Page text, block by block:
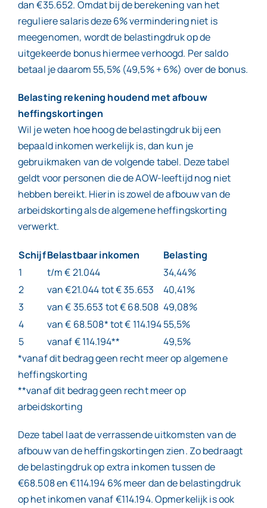
dan €35.652. Omdat bij de berekening van het
reguliere salaris deze 6% vermindering niet is
meegenomen, wordt de belastingdruk op de
uitgekeerde bonus hiermee verhoogd. Per saldo
betaal je daarom 55,5% (49,5% + 6%) over de bonus.
Belasting rekening houdend met afbouw
heffingskortingen
Wil je weten hoe hoog de belastingdruk bij een
bepaald inkomen werkelijk is, dan kun je
gebruikmaken van de volgende tabel. Deze tabel
geldt voor personen die de AOW-leeftijd nog niet
hebben bereikt. Hierin is zowel de afbouw van de
arbeidskorting als de algemene heffingskorting
verwerkt.
SchijfBelastbaar inkomen
Belasting
1
t/m € 21.044
34,44%
2
van €21.044 tot € 35.653
40,41%
3
van € 35.653 tot € 68.508 49,08%
4
van € 68.508* tot € 114.19455,5%
5
vanaf € 114.194**
49,5%
*vanaf dit bedrag geen recht meer op algemene
heffingskorting
**vanaf dit bedrag geen recht meer op
arbeidskorting
Deze tabel laat de verrassende uitkomsten van de
afbouw van de heffingskortingen zien. Zo bedraagt
de belastingdruk op extra inkomen tussen de
€68.508 en €114.194 6% meer dan de belastingdruk
op het inkomen vanaf €114.194. Opmerkelijk is ook